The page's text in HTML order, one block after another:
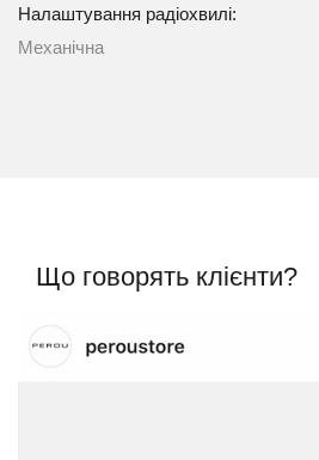
Налаштування радіохвилі:
Механічна
Що говорять клієнти?